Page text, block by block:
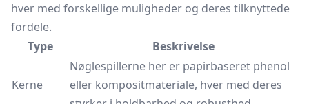
hver med forskellige muligheder og deres tilknyttede
fordele.
Type
Beskrivelse
Kerne
Nøglespillerne her er papirbaseret phenol
eller kompositmateriale, hver med deres